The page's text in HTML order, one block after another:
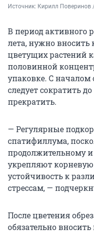
Источник: Кирилл Поверинов
В период активного
лета, нужно
цветущих растений
половинной
упаковке. С
следует сократить
прекратить.
— Регулярные
спатифиллума,
продолжительному
укрепляют
устойчивость к
стрессам, —
После цветения
обязательно